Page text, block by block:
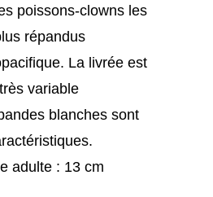
poissons-clowns les
répandus
La livrée est
très variable
blanches sont
adulte : 13 cm